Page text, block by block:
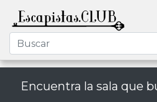
Encuentra la sala que